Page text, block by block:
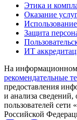
Этика и
Оказание
Защита
ИТ
На информационном
рекомендательные
предоставления
и анализа
пользователей сети
Российской